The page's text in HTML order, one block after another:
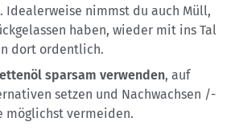
Idealerweise nimmst du auch Müll,
haben, wieder mit ins Tal
dort ordentlich.
sparsam verwenden, auf
setzen und Nachwachsen /-
möglichst vermeiden.